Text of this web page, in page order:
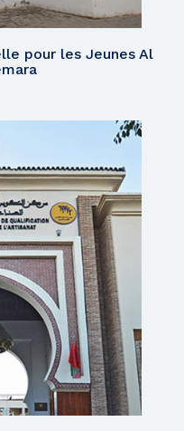
pour les Jeunes Al